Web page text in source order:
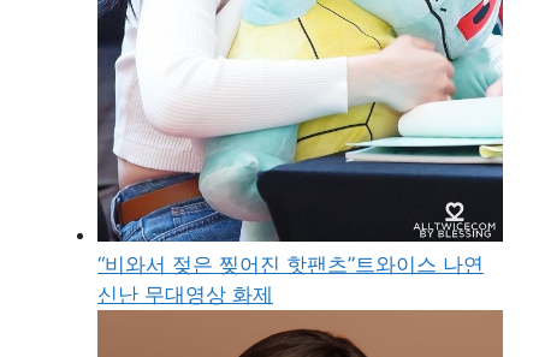
“비와서 젖은 찢어진 핫팬츠”트와이스 나연
신난 무대영상 화제